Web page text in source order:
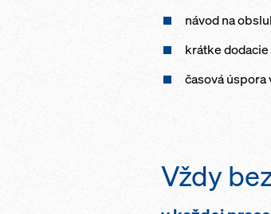
návod na
krátke
časová
Vždy